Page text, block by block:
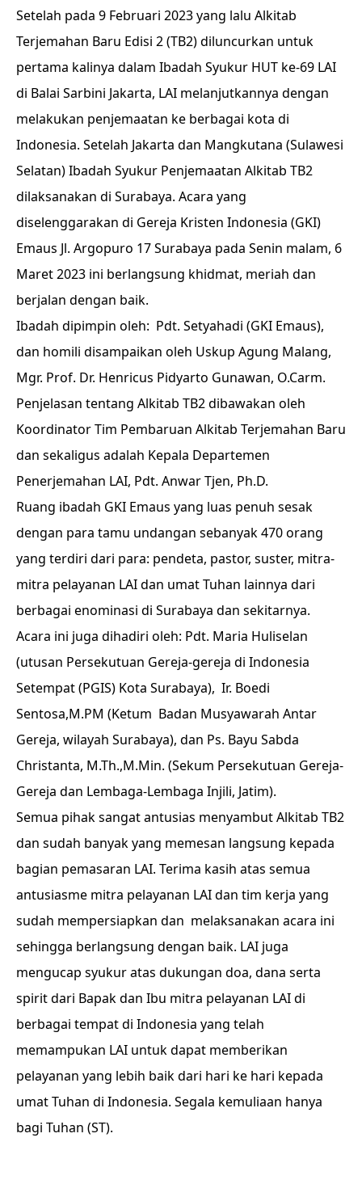
Setelah pada 9 Februari 2023 yang lalu Alkitab
Terjemahan Baru Edisi 2 (TB2) diluncurkan untuk
pertama kalinya dalam Ibadah Syukur HUT ke-69 LAI
di Balai Sarbini Jakarta, LAI melanjutkannya dengan
melakukan penjemaatan ke berbagai kota di
Indonesia. Setelah Jakarta dan Mangkutana (Sulawesi
Selatan) Ibadah Syukur Penjemaatan Alkitab TB2
dilaksanakan di Surabaya. Acara yang
diselenggarakan di Gereja Kristen Indonesia (GKI)
Emaus Jl. Argopuro 17 Surabaya pada Senin malam, 6
Maret 2023 ini berlangsung khidmat, meriah dan
berjalan dengan baik.
Ibadah dipimpin oleh: Pdt. Setyahadi (GKI Emaus),
dan homili disampaikan oleh Uskup Agung Malang,
Mgr. Prof. Dr. Henricus Pidyarto Gunawan, O.Carm.
Penjelasan tentang Alkitab TB2 dibawakan oleh
Koordinator Tim Pembaruan Alkitab Terjemahan Baru
dan sekaligus adalah Kepala Departemen
Penerjemahan LAI, Pdt. Anwar Tjen, Ph.D.
Ruang ibadah GKI Emaus yang luas penuh sesak
dengan para tamu undangan sebanyak 470 orang
yang terdiri dari para: pendeta, pastor, suster, mitra-
mitra pelayanan LAI dan umat Tuhan lainnya dari
berbagai enominasi di Surabaya dan sekitarnya.
Acara ini juga dihadiri oleh: Pdt. Maria Huliselan
(utusan Persekutuan Gereja-gereja di Indonesia
Setempat (PGIS) Kota Surabaya), Ir. Boedi
Sentosa,M.PM (Ketum Badan Musyawarah Antar
Gereja, wilayah Surabaya), dan Ps. Bayu Sabda
Christanta, M.Th.,M.Min. (Sekum Persekutuan Gereja-
Gereja dan Lembaga-Lembaga Injili, Jatim).
Semua pihak sangat antusias menyambut Alkitab TB2
dan sudah banyak yang memesan langsung kepada
bagian pemasaran LAI. Terima kasih atas semua
antusiasme mitra pelayanan LAI dan tim kerja yang
sudah mempersiapkan dan melaksanakan acara ini
sehingga berlangsung dengan baik. LAI juga
mengucap syukur atas dukungan doa, dana serta
spirit dari Bapak dan Ibu mitra pelayanan LAI di
berbagai tempat di Indonesia yang telah
memampukan LAI untuk dapat memberikan
pelayanan yang lebih baik dari hari ke hari kepada
umat Tuhan di Indonesia. Segala kemuliaan hanya
bagi Tuhan (ST).